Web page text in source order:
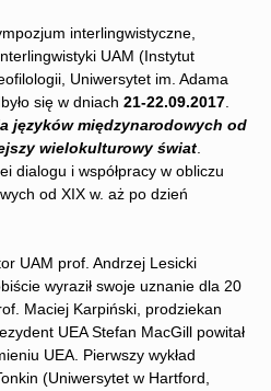
interlingwistyczne,
UAM (Instytut
Uniwersytet im. Adama
się w dniach 21-22.09.2017.
języków międzynarodowych od
wielokulturowy świat.
dialogu i współpracy w obliczu
od XIX w. aż po dzień
UAM prof. Andrzej Lesicki
wyraził swoje uznanie dla 20
Maciej Karpiński, prodziekan
UEA Stefan MacGill powitał
UEA. Pierwszy wykład
(Uniwersytet w Hartford,